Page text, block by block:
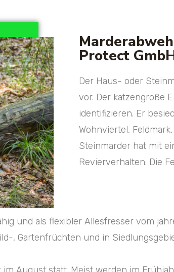
Protect
Der Haus- oder
vor. Der katzengroße
identifizieren. Er
Wohnviertel,
Steinmarder hat mit
Revierverhalten. Die
und als flexibler Allesfresser vom
, Gartenfrüchten und in